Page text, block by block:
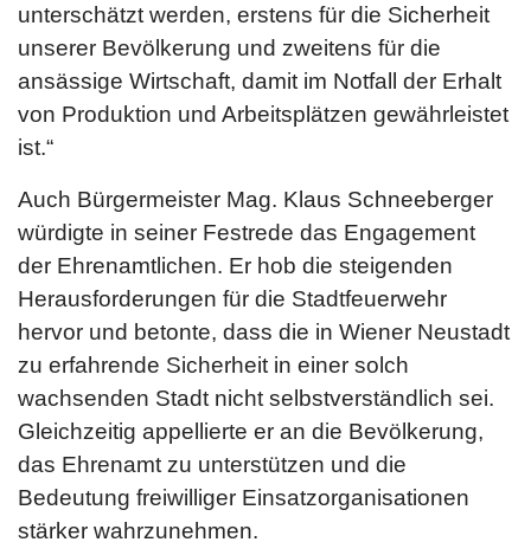
unterschätzt werden, erstens für die Sicherheit
unserer Bevölkerung und zweitens für die
ansässige Wirtschaft, damit im Notfall der Erhalt
von Produktion und Arbeitsplätzen gewährleistet
ist.“
Auch Bürgermeister Mag. Klaus Schneeberger
würdigte in seiner Festrede das Engagement
der Ehrenamtlichen. Er hob die steigenden
Herausforderungen für die Stadtfeuerwehr
hervor und betonte, dass die in Wiener Neustadt
zu erfahrende Sicherheit in einer solch
wachsenden Stadt nicht selbstverständlich sei.
Gleichzeitig appellierte er an die Bevölkerung,
das Ehrenamt zu unterstützen und die
Bedeutung freiwilliger Einsatzorganisationen
stärker wahrzunehmen.